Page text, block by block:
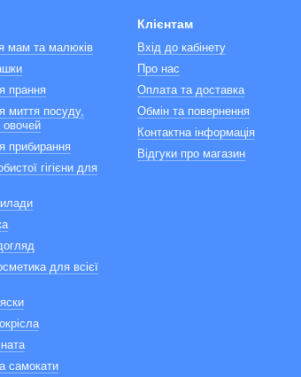
мам та малюків
прання
миття посуду,
овочей
прибирання
гігієни для
для всієї
самокати
Клієнтам
Вхід до кабінету
Про нас
Оплата та доставка
Обмін та повернення
Контактна інформація
Відгуки про магазин